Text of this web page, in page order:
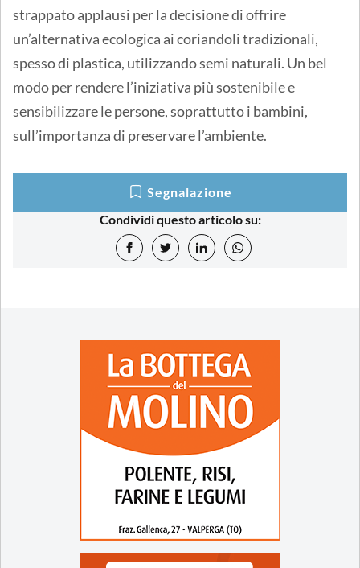
strappato applausi per la decisione di offrire
un’alternativa ecologica ai coriandoli tradizionali,
spesso di plastica, utilizzando semi naturali. Un bel
modo per rendere l’iniziativa più sostenibile e
sensibilizzare le persone, soprattutto i bambini,
sull’importanza di preservare l’ambiente.
Segnalazione
Condividi questo articolo su: